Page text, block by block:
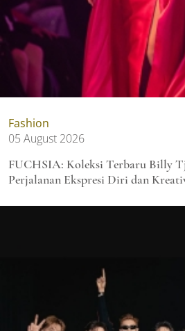
Fashion
05 August 2026
FUCHSIA: Koleksi Terbaru Billy
Perjalanan Ekspresi Diri dan